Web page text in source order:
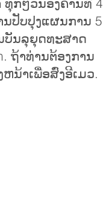
ນປັບປຸງແຜນການ 5
ບັນລຸຍຸດທະສາດ
ຖ້າທ່ານຕ້ອງການ
ນ້າເພື່ອສົ່ງອີເມວ.